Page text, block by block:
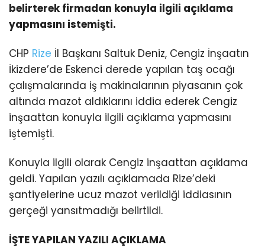
belirterek firmadan konuyla ilgili açıklama
yapmasını istemişti.
CHP Rize İl Başkanı Saltuk Deniz, Cengiz İnşaatın
İkizdere’de Eskenci derede yapılan taş ocağı
çalışmalarında iş makinalarının piyasanın çok
altında mazot aldıklarını iddia ederek Cengiz
inşaattan konuyla ilgili açıklama yapmasını
iştemişti.
Konuyla ilgili olarak Cengiz inşaattan açıklama
geldi. Yapılan yazılı açıklamada Rize’deki
şantiyelerine ucuz mazot verildiği iddiasının
gerçeği yansıtmadığı belirtildi.
İŞTE YAPILAN YAZILI AÇIKLAMA